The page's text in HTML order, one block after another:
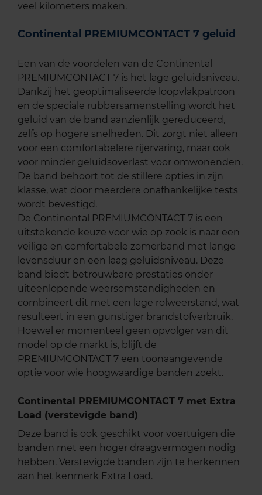
veel kilometers maken.
Continental PREMIUMCONTACT 7 geluid
Een van de voordelen van de Continental
PREMIUMCONTACT 7 is het lage geluidsniveau.
Dankzij het geoptimaliseerde loopvlakpatroon
en de speciale rubbersamenstelling wordt het
geluid van de band aanzienlijk gereduceerd,
zelfs op hogere snelheden. Dit zorgt niet alleen
voor een comfortabelere rijervaring, maar ook
voor minder geluidsoverlast voor omwonenden.
De band behoort tot de stillere opties in zijn
klasse, wat door meerdere onafhankelijke tests
wordt bevestigd.
De Continental PREMIUMCONTACT 7 is een
uitstekende keuze voor wie op zoek is naar een
veilige en comfortabele zomerband met lange
levensduur en een laag geluidsniveau. Deze
band biedt betrouwbare prestaties onder
uiteenlopende weersomstandigheden en
combineert dit met een lage rolweerstand, wat
resulteert in een gunstiger brandstofverbruik.
Hoewel er momenteel geen opvolger van dit
model op de markt is, blijft de
PREMIUMCONTACT 7 een toonaangevende
optie voor wie hoogwaardige banden zoekt.
Continental PREMIUMCONTACT 7 met Extra
Load (verstevigde band)
Deze band is ook geschikt voor voertuigen die
banden met een hoger draagvermogen nodig
hebben. Verstevigde banden zijn te herkennen
aan het kenmerk Extra Load.